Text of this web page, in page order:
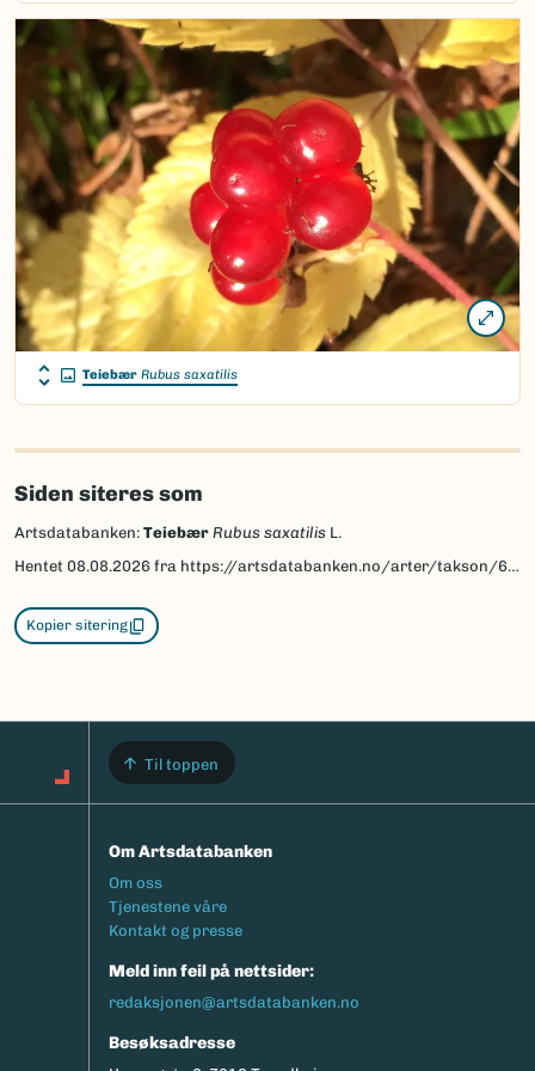
Teiebær Rubus saxatilis
Siden siteres som
Artsdatabanken: Teiebær Rubus saxatilis L.
Hentet 08.08.2026 fra https://artsdatabanken.no/arter/takson/63410
Kopier sitering
Til toppen
Om Artsdatabanken
Footermeny
Om oss
Tjenestene våre
Kontakt og presse
Meld inn feil på nettsider:
redaksjonen@artsdatabanken.no
Besøksadresse